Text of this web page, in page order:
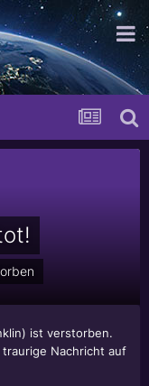
ist verstorben.
Nachricht auf